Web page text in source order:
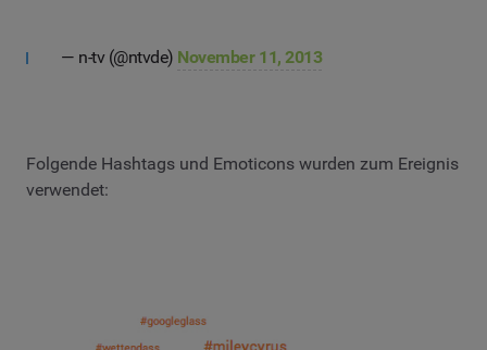
— n-tv (@ntvde) November 11, 2013
Folgende Hashtags und Emoticons wurden zum Ereignis
verwendet: